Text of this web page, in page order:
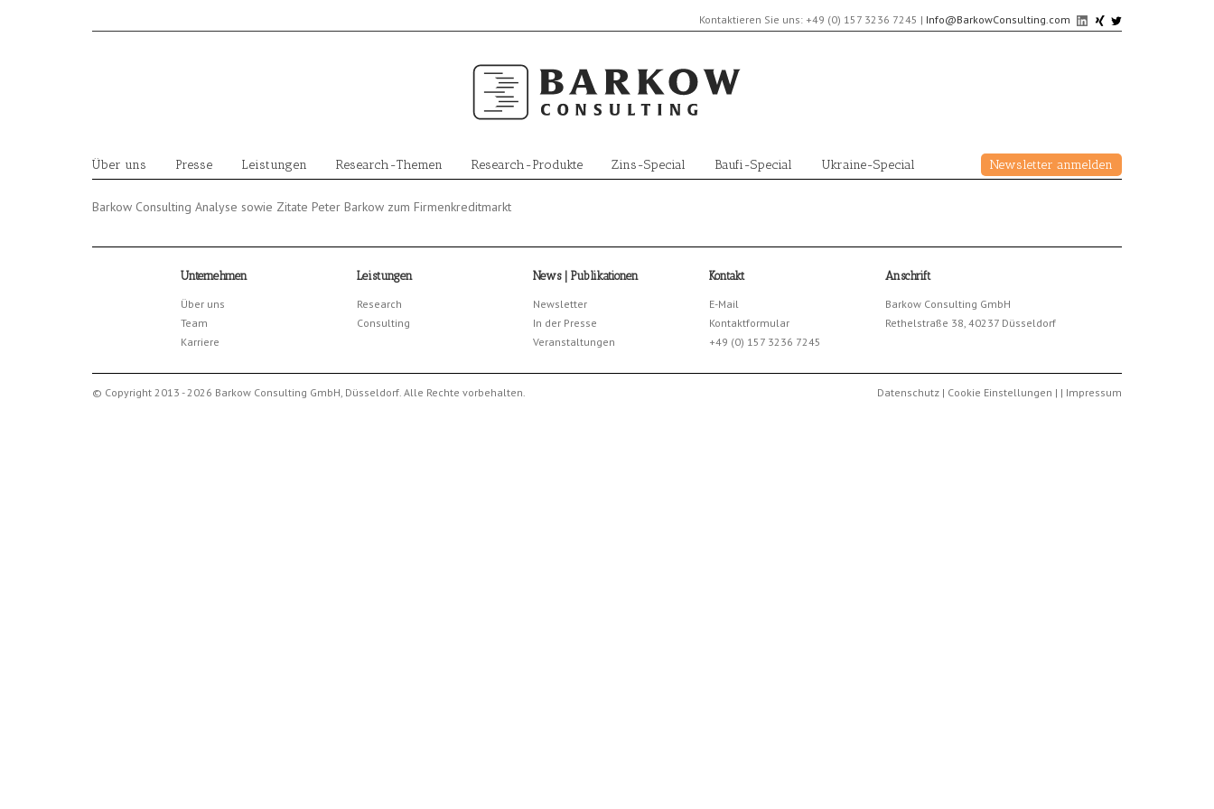
Kontaktieren Sie uns: +49 (0) 157 3236 7245 | Info@BarkowConsulting.com
Über uns Presse Leistungen Research-Themen Research-Produkte Zins-Special Baufi-Special Ukraine-Special Newsletter anmelden
Barkow Consulting Analyse sowie Zitate Peter Barkow zum Firmenkreditmarkt
Unternehmen
Über uns
Team
Karriere
Leistungen
Research
Consulting
News | Publikationen
Newsletter
In der Presse
Veranstaltungen
Kontakt
E-Mail
Kontaktformular
+49 (0) 157 3236 7245
Anschrift
Barkow Consulting GmbH
Rethelstraße 38, 40237 Düsseldorf
© Copyright 2013 - 2026 Barkow Consulting GmbH, Düsseldorf. Alle Rechte vorbehalten. Datenschutz | Cookie Einstellungen | | Impressum